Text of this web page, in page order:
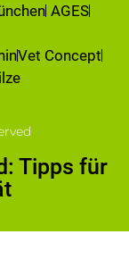
AGES
Vet Concept
Tipps für